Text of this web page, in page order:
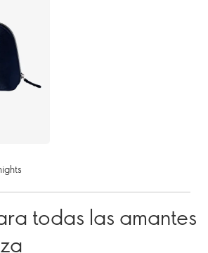
todas las amantes